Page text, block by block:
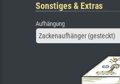
Sonstiges & Extras
Aufhängung
Zackenaufhänger (gesteckt)